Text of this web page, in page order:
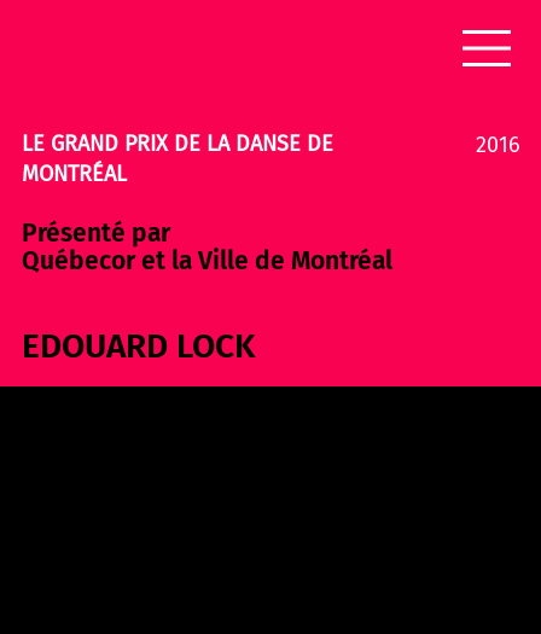
LE GRAND PRIX DE LA DANSE DE
MONTRÉAL
Présenté par
Québecor et la Ville de Montréal
EDOUARD LOCK
2016